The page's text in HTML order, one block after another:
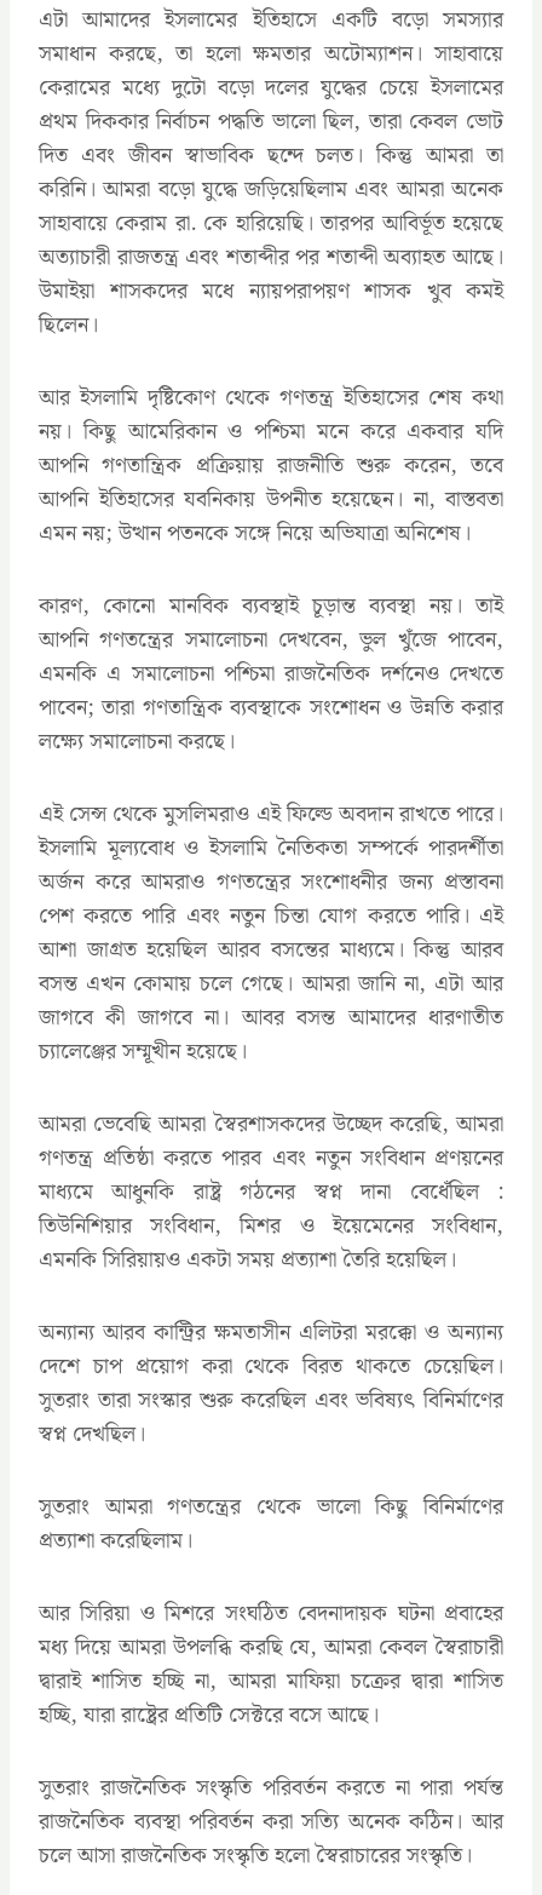
এটা আমাদের ইসলামের ইতিহাসে একটি বড়ো সমস্যার
সমাধান করছে, তা হলো ক্ষমতার অটোম্যাশন। সাহাবায়ে
কেরামের মধ্যে দুটো বড়ো দলের যুদ্ধের চেয়ে ইসলামের
প্রথম দিককার নির্বাচন পদ্ধতি ভালো ছিল, তারা কেবল ভোট
দিত এবং জীবন স্বাভাবিক ছন্দে চলত। কিন্তু আমরা তা
করিনি। আমরা বড়ো যুদ্ধে জড়িয়েছিলাম এবং আমরা অনেক
সাহাবায়ে কেরাম রা. কে হারিয়েছি। তারপর আবির্ভূত হয়েছে
অত্যাচারী রাজতন্ত্র এবং শতাব্দীর পর শতাব্দী অব্যাহত আছে।
উমাইয়া শাসকদের মধে ন্যায়পরাপয়ণ শাসক খুব কমই
ছিলেন।
আর ইসলামি দৃষ্টিকোণ থেকে গণতন্ত্র ইতিহাসের শেষ কথা
নয়। কিছু আমেরিকান ও পশ্চিমা মনে করে একবার যদি
আপনি গণতান্ত্রিক প্রক্রিয়ায় রাজনীতি শুরু করেন, তবে
আপনি ইতিহাসের যবনিকায় উপনীত হয়েছেন। না, বাস্তবতা
এমন নয়; উত্থান পতনকে সঙ্গে নিয়ে অভিযাত্রা অনিশেষ।
কারণ, কোনো মানবিক ব্যবস্থাই চূড়ান্ত ব্যবস্থা নয়। তাই
আপনি গণতন্ত্রের সমালোচনা দেখবেন, ভুল খুঁজে পাবেন,
এমনকি এ সমালোচনা পশ্চিমা রাজনৈতিক দর্শনেও দেখতে
পাবেন; তারা গণতান্ত্রিক ব্যবস্থাকে সংশোধন ও উন্নতি করার
লক্ষ্যে সমালোচনা করছে।
এই সেন্স থেকে মুসলিমরাও এই ফিল্ডে অবদান রাখতে পারে।
ইসলামি মূল্যবোধ ও ইসলামি নৈতিকতা সম্পর্কে পারদর্শীতা
অর্জন করে আমরাও গণতন্ত্রের সংশোধনীর জন্য প্রস্তাবনা
পেশ করতে পারি এবং নতুন চিন্তা যোগ করতে পারি। এই
আশা জাগ্রত হয়েছিল আরব বসন্তের মাধ্যমে। কিন্তু আরব
বসন্ত এখন কোমায় চলে গেছে। আমরা জানি না, এটা আর
জাগবে কী জাগবে না। আবর বসন্ত আমাদের ধারণাতীত
চ্যালেঞ্জের সম্মূখীন হয়েছে।
আমরা ভেবেছি আমরা স্বৈরশাসকদের উচ্ছেদ করেছি, আমরা
গণতন্ত্র প্রতিষ্ঠা করতে পারব এবং নতুন সংবিধান প্রণয়নের
মাধ্যমে আধুনকি রাষ্ট্র গঠনের স্বপ্ন দানা বেধেঁছিল :
তিউনিশিয়ার সংবিধান, মিশর ও ইয়েমেনের সংবিধান,
এমনকি সিরিয়ায়ও একটা সময় প্রত্যাশা তৈরি হয়েছিল।
অন্যান্য আরব কান্ট্রির ক্ষমতাসীন এলিটরা মরক্কো ও অন্যান্য
দেশে চাপ প্রয়োগ করা থেকে বিরত থাকতে চেয়েছিল।
সুতরাং তারা সংস্কার শুরু করেছিল এবং ভবিষ্যৎ বিনির্মাণের
স্বপ্ন দেখছিল।
সুতরাং আমরা গণতন্ত্রের থেকে ভালো কিছু বিনির্মাণের
প্রত্যাশা করেছিলাম।
আর সিরিয়া ও মিশরে সংঘঠিত বেদনাদায়ক ঘটনা প্রবাহের
মধ্য দিয়ে আমরা উপলব্ধি করছি যে, আমরা কেবল স্বৈরাচারী
দ্বারাই শাসিত হচ্ছি না, আমরা মাফিয়া চক্রের দ্বারা শাসিত
হচ্ছি, যারা রাষ্ট্রের প্রতিটি সেক্টরে বসে আছে।
সুতরাং রাজনৈতিক সংস্কৃতি পরিবর্তন করতে না পারা পর্যন্ত
রাজনৈতিক ব্যবস্থা পরিবর্তন করা সত্যি অনেক কঠিন। আর
চলে আসা রাজনৈতিক সংস্কৃতি হলো স্বৈরাচারের সংস্কৃতি।